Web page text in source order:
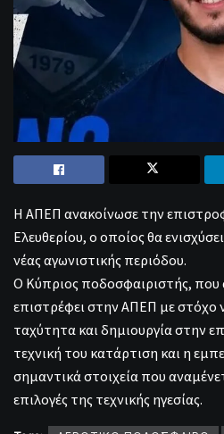
Η ΑΠΕΠ ανακοίνωσε την
Ελευθερίου, ο οποίος θα
νέας αγωνιστικής περιόδου.
Ο Κύπριος ποδοσφαιριστής, που
επιστρέφει στην ΑΠΕΠ με στόχο
ταχύτητα και δημιουργία στην
τεχνική του κατάρτιση και η
σημαντικά στοιχεία που
επιλογές της τεχνικής ηγεσίας.